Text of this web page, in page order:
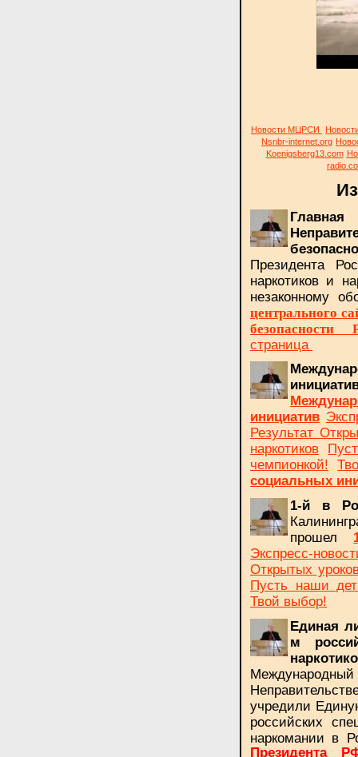
Новости МЦРСИ
Nsnbr-internet.org
Koenigsberg13.com
Президента
наркотиков и
незаконному
центрального
безопасности
страница
инициатив
Результат
наркотиков
чемпионкой!
социальных
1-й в
прошел
Экспресс-
Открытых
Пусть наши
Твой выбор!
Единая
м
учредили
российских
наркомании в
Президента